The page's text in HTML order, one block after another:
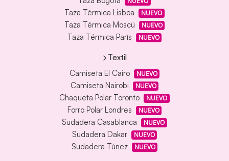
Taza Térmica Lisboa NUEVO
Taza Térmica Moscú NUEVO
Taza Térmica París NUEVO
Textil
Camiseta El Cairo
NUEVO
Camiseta Nairobi NUEVO
Chaqueta Polar Toronto NUEVO
Forro Polar Londres NUEVO
Sudadera Casablanca NUEVO
Sudadera Dakar NUEVO
Sudadera Túnez NUEVO